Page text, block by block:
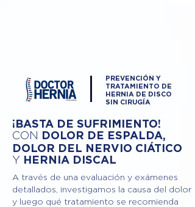
PREVENCIÓN Y
TRATAMIENTO DE
HERNIA DE DISCO
SIN CIRUGÍA
¡BASTA DE SUFRIMIENTO!
CON DOLOR DE ESPALDA,
DOLOR DEL NERVIO CIÁTICO
Y HERNIA DISCAL
A través de una evaluación y exámenes
detallados, investigamos la causa del dolor
y luego qué tratamiento se recomienda